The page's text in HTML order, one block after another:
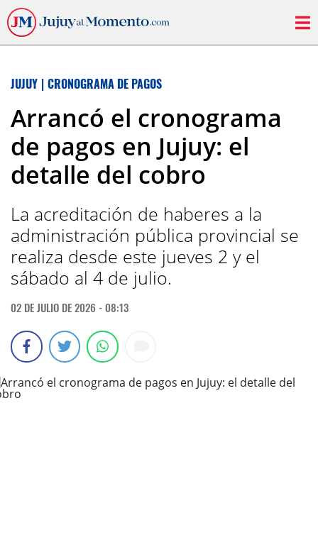
JUJUY | CRONOGRAMA DE PAGOS
Arrancó el cronograma
de pagos en Jujuy: el
detalle del cobro
La acreditación de haberes a la
administración pública provincial se
realiza desde este jueves 2 y el
sábado al 4 de julio.
02 DE JULIO DE 2026 - 08:13